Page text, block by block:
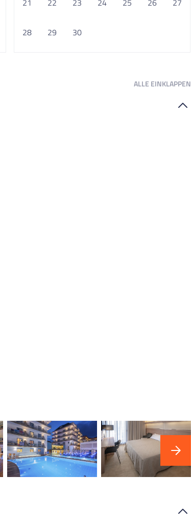
21 22 23 24 25 26 27
28 29 30
ALLE EINKLAPPEN